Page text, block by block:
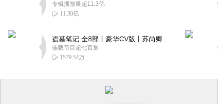
专辑播放量超11.3亿
11.30亿
连载节目超七百集
1579.54万